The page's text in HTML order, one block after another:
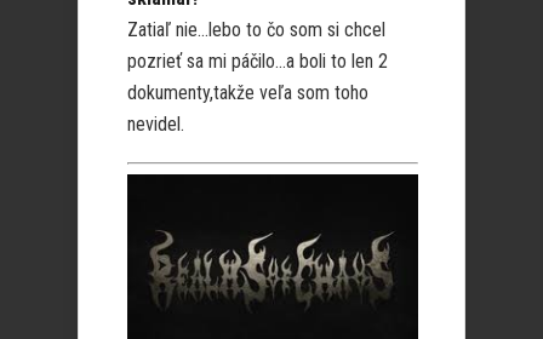
Zatiaľ nie…lebo to čo som si chcel
pozrieť sa mi páčilo…a boli to len 2
dokumenty,takže veľa som toho
nevidel.